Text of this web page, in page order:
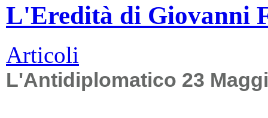
L'Eredità di Giovanni
Articoli
L'Antidiplomatico 23